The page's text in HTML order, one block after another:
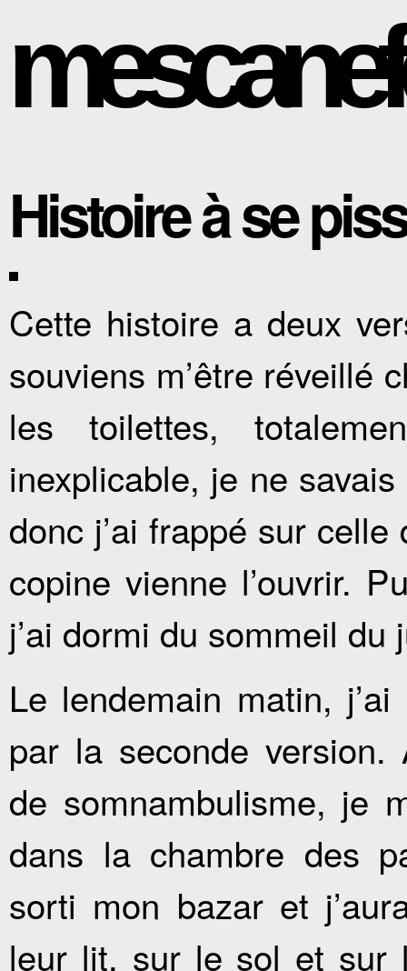
Histoire à se
Cette histoire a deux
souviens m’être réveillé
les toilettes,
inexplicable, je ne
donc j’ai frappé sur
copine vienne l’ouvrir.
j’ai dormi du sommeil du
Le lendemain matin,
par la seconde version.
de somnambulisme, je
dans la chambre des
sorti mon bazar et
leur lit, sur le sol et sur